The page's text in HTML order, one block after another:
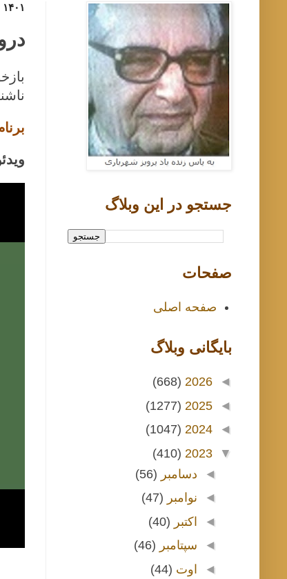
۱۴۰۱ دی ۲۴, شنبه
جستجو در اين وبلاگ
صفحات
صفحه اصلی
بايگانی وبلاگ
◄
2026
(668)
◄
2025
(1277)
◄
2024
(1047)
▼
2023
(410)
◄ دسامبر (56)
◄ نوامبر (47)
◄ اکتبر (40)
◄ سپتامبر (46)
◄ اوت (44)